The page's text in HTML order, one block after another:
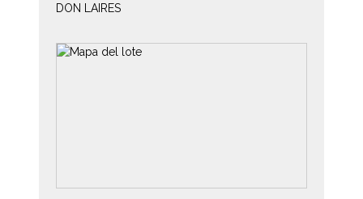
DON LAIRES